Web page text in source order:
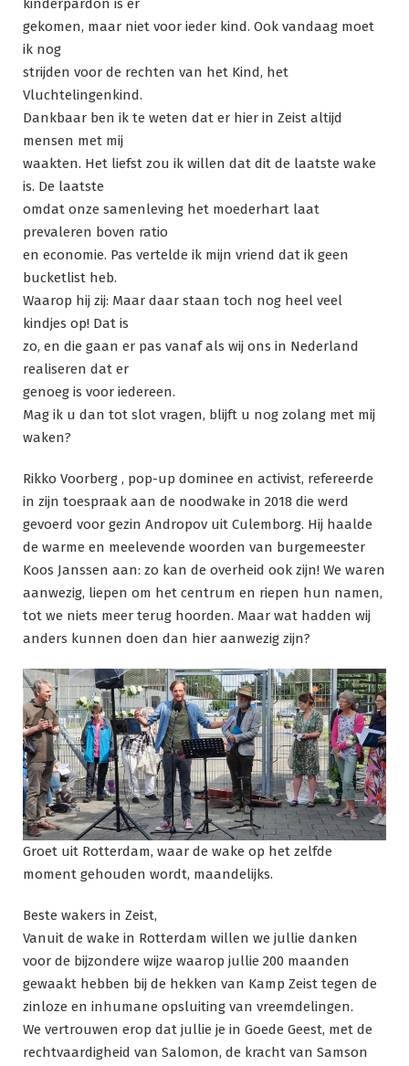
kinderpardon is er
gekomen, maar niet voor ieder kind. Ook vandaag moet
ik nog
strijden voor de rechten van het Kind, het
Vluchtelingenkind.
Dankbaar ben ik te weten dat er hier in Zeist altijd
mensen met mij
waakten. Het liefst zou ik willen dat dit de laatste wake
is. De laatste
omdat onze samenleving het moederhart laat
prevaleren boven ratio
en economie. Pas vertelde ik mijn vriend dat ik geen
bucketlist heb.
Waarop hij zij: Maar daar staan toch nog heel veel
kindjes op! Dat is
zo, en die gaan er pas vanaf als wij ons in Nederland
realiseren dat er
genoeg is voor iedereen.
Mag ik u dan tot slot vragen, blijft u nog zolang met mij
waken?
Rikko Voorberg , pop-up dominee en activist, refereerde
in zijn toespraak aan de noodwake in 2018 die werd
gevoerd voor gezin Andropov uit Culemborg. Hij haalde
de warme en meelevende woorden van burgemeester
Koos Janssen aan: zo kan de overheid ook zijn! We waren
aanwezig, liepen om het centrum en riepen hun namen,
tot we niets meer terug hoorden. Maar wat hadden wij
anders kunnen doen dan hier aanwezig zijn?
Groet uit Rotterdam, waar de wake op het zelfde
moment gehouden wordt, maandelijks.
Beste wakers in Zeist,
Vanuit de wake in Rotterdam willen we jullie danken
voor de bijzondere wijze waarop jullie 200 maanden
gewaakt hebben bij de hekken van Kamp Zeist tegen de
zinloze en inhumane opsluiting van vreemdelingen.
We vertrouwen erop dat jullie je in Goede Geest, met de
rechtvaardigheid van Salomon, de kracht van Samson